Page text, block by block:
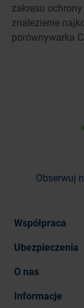
zakresu
znalezienie
porównywarka
Obserwuj
Współpraca
Ubezpieczenia
O nas
Informacje